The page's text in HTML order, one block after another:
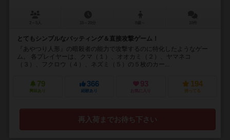
とてもシンプルなバッティング＆直接攻撃ゲーム！
『あやつり人形』の暗殺者の能力で攻撃するのに特化したようなゲー
ム。 各プレイヤーは、クマ（１）、オオカミ（２）、ヤマネコ
（３）、フクロウ（４）、ネズミ（５）の５枚のカー...
79
興味あり
366
経験あり
93
お気に入り
194
持ってる
再入荷までお待ち下さい